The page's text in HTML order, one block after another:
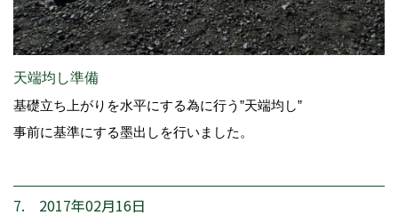
天端均し準備
基礎立ち上がりを水平にする為に行う”天端均し”
事前に基準にする墨出しを行いました。
7. 2017年02月16日